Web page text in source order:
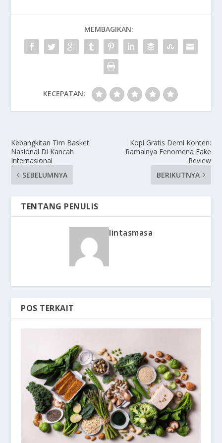
MEMBAGIKAN:
KECEPATAN:
Kebangkitan Tim Basket
Nasional Di Kancah
Internasional
SEBELUMNYA
Kopi Gratis Demi Konten:
Ramainya Fenomena Fake
Review
BERIKUTNYA
TENTANG PENULIS
lintasmasa
POS TERKAIT